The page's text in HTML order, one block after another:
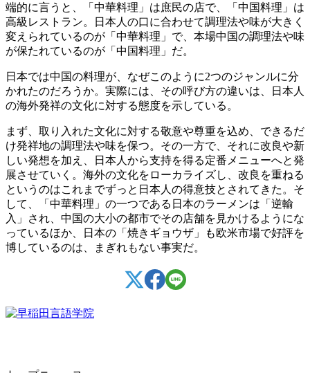
端的に言うと、「中華料理」は庶民の店で、「中国料理」は
高級レストラン。日本人の口に合わせて調理法や味が大きく
変えられているのが「中華料理」で、本場中国の調理法や味
が保たれているのが「中国料理」だ。
日本では中国の料理が、なぜこのように2つのジャンルに分
かれたのだろうか。実際には、その呼び方の違いは、日本人
の海外発祥の文化に対する態度を示している。
まず、取り入れた文化に対する敬意や尊重を込め、できるだ
け発祥地の調理法や味を保つ。その一方で、それに改良や新
しい発想を加え、日本人から支持を得る定番メニューへと発
展させていく。海外の文化をローカライズし、改良を重ねる
というのはこれまでずっと日本人の得意技とされてきた。そ
して、「中華料理」の一つである日本のラーメンは「逆輸
入」され、中国の大小の都市でその店舗を見かけるようにな
っているほか、日本の「焼きギョウザ」も欧米市場で好評を
博しているのは、まぎれもない事実だ。